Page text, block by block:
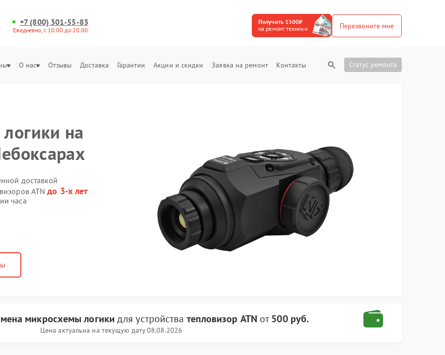
+7 (800) 301-55-83
Ежедневно, с 10:00 до 20:00
Получить 1500₽
на ремонт техники
Перезвоните мне
О нас Отзывы Доставка Гарантии Акции и скидки Заявка на ремонт Контакты Статус ремонта
на
доставкой
ATNдо 3-х лет
часа
микросхемы логики для устройства тепловизор ATN от500 руб.
Цена актуальна на текущую дату 08.08.2026